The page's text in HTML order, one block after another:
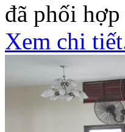
đã phối
Xem chi